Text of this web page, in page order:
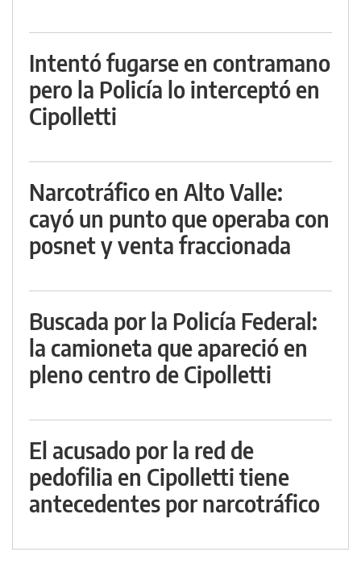
Intentó fugarse en contramano
pero la Policía lo interceptó en
Cipolletti
Narcotráfico en Alto Valle:
cayó un punto que operaba con
posnet y venta fraccionada
Buscada por la Policía Federal:
la camioneta que apareció en
pleno centro de Cipolletti
El acusado por la red de
pedofilia en Cipolletti tiene
antecedentes por narcotráfico